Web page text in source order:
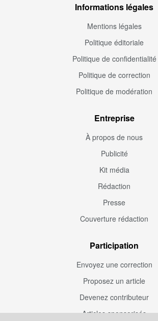
Informations légales
Mentions légales
Politique éditoriale
Politique de confidentialité
Politique de correction
Politique de modération
Entreprise
À propos de nous
Publicité
Kit média
Rédaction
Presse
Couverture rédaction
Participation
Envoyez une correction
Proposez un article
Devenez contributeur
Articles sponsorisés